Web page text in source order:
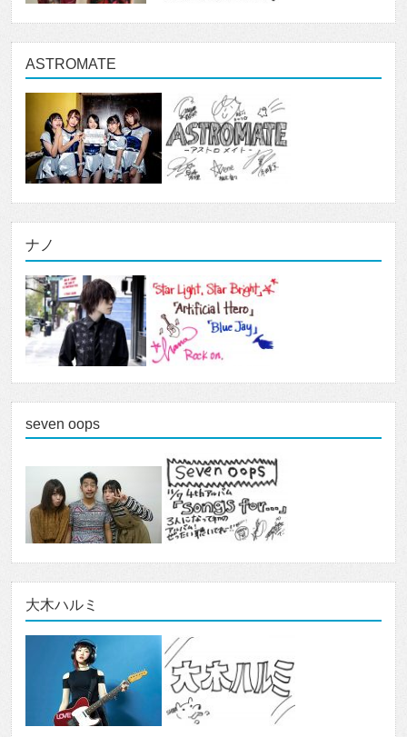
ASTROMATE
ナノ
seven oops
大木ハルミ